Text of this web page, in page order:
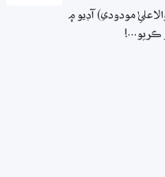
مودودي) آڊيو ۾
ڪريو...!